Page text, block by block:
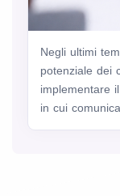
Negli ultimi
potenziale dei
implementare
in cui